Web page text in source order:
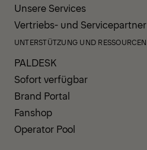
Unsere Services
Vertriebs- und Servicepartner
UNTERSTÜTZUNG UND RESSOURCEN
PALDESK
Sofort verfügbar
Brand Portal
Fanshop
Operator Pool